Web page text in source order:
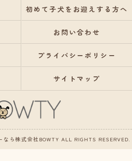
初めて子犬をお迎えする方へ
お問い合わせ
プライバシーポリシー
サイトマップ
ら株式会社BOWTY ALL RIGHTS RESERVED.